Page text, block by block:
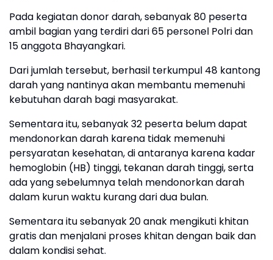
Pada kegiatan donor darah, sebanyak 80 peserta
ambil bagian yang terdiri dari 65 personel Polri dan
15 anggota Bhayangkari.
Dari jumlah tersebut, berhasil terkumpul 48 kantong
darah yang nantinya akan membantu memenuhi
kebutuhan darah bagi masyarakat.
Sementara itu, sebanyak 32 peserta belum dapat
mendonorkan darah karena tidak memenuhi
persyaratan kesehatan, di antaranya karena kadar
hemoglobin (HB) tinggi, tekanan darah tinggi, serta
ada yang sebelumnya telah mendonorkan darah
dalam kurun waktu kurang dari dua bulan.
Sementara itu sebanyak 20 anak mengikuti khitan
gratis dan menjalani proses khitan dengan baik dan
dalam kondisi sehat.